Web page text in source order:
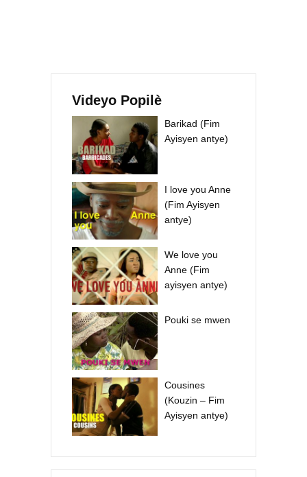
Videyo Popilè
Barikad (Fim
Ayisyen antye)
I love you Anne
(Fim Ayisyen
antye)
We love you
Anne (Fim
ayisyen antye)
Pouki se mwen
Cousines
(Kouzin – Fim
Ayisyen antye)